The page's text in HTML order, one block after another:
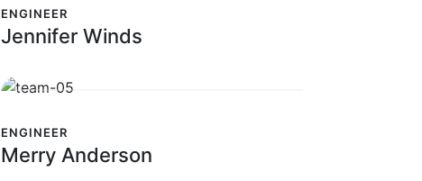
ENGINEER
Jennifer Winds
ENGINEER
Merry Anderson